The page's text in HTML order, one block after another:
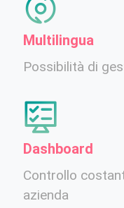
Multilingua
Possibilità di
Dashboard
Controllo
azienda